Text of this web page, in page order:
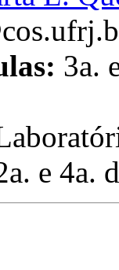
3a.
e 4a.